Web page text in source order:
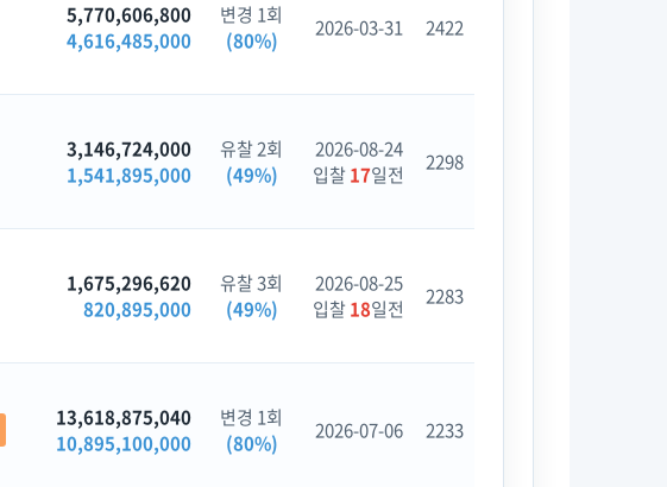
5,770,606,800
4,616,485,000
변경 1회
(80%)
2026-03-31 2422
3,146,724,000
1,541,895,000
유찰 2회
(49%)
2026-08-24
입찰17일전 2298
1,675,296,620
820,895,000
유찰 3회
(49%)
2026-08-25
입찰18일전 2283
13,618,875,040
10,895,100,000
변경 1회
(80%)
2026-07-06 2233